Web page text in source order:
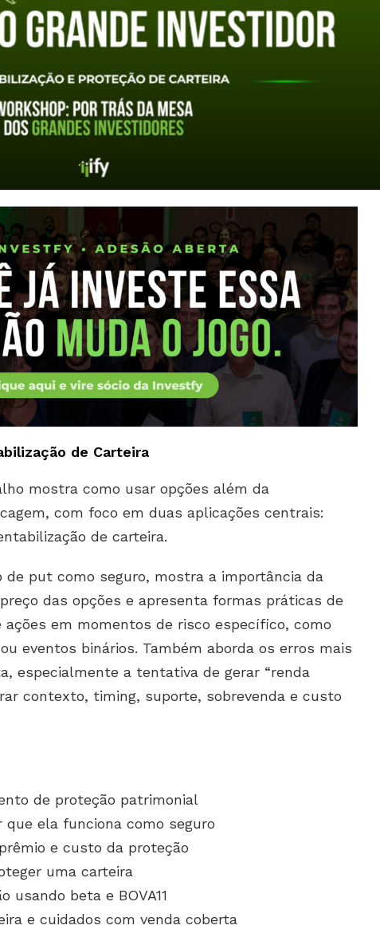
de Carteira
mostra como usar opções além da
com foco em duas aplicações centrais:
de carteira.
de put como seguro, mostra a importância da
das opções e apresenta formas práticas de
em momentos de risco específico, como
eventos binários. Também aborda os erros mais
especialmente a tentativa de gerar “renda
contexto, timing, suporte, sobrevenda e custo
de proteção patrimonial
ela funciona como seguro
e custo da proteção
uma carteira
usando beta e BOVA11
e cuidados com venda coberta